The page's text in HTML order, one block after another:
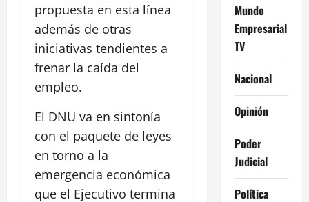
propuesta en esta línea
además de otras
iniciativas tendientes a
frenar la caída del
empleo.
El DNU va en sintonía
con el paquete de leyes
en torno a la
emergencia económica
que el Ejecutivo termina
Mundo
Empresarial
TV
Nacional
Opinión
Poder
Judicial
Política